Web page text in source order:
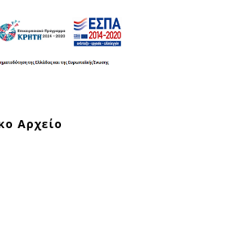
Αρχείο